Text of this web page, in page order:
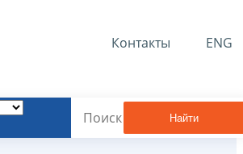
Контакты ENG
Найти